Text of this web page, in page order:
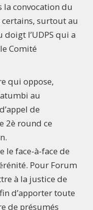
la convocation du
surtout au
l’UDPS qui a
Comité
qui oppose,
au
de
2è round ce
le face-à-face de
Pour Forum
à la justice de
d’apporter toute
de présumés